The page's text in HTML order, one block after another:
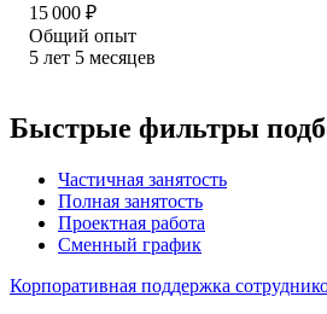
15 000 ₽
Общий опыт
5 лет 5 месяцев
Быстрые фильтры
Частичная занятость
Полная занятость
Проектная работа
Сменный график
Корпоративная поддержка